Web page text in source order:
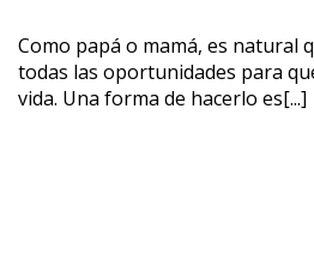
Como papá o mamá, es natural
todas las oportunidades para
vida. Una forma de hacerlo es[...]
con gusto. Haz clic